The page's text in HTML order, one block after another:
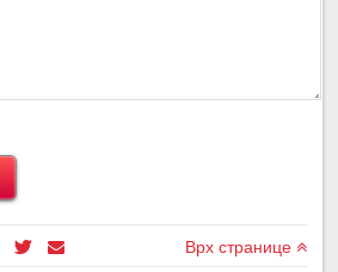
Врх странице